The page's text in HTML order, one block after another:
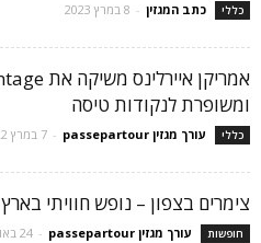
כללי כתב המגזין - 8 במרץ 2023
ומשופרת לנקודות טיסה
כללי עורך מגזין passepartour - 7 במרץ 2022
צימרים בצפון – נופש חוויתי בארץ
חופשות עורך מגזין passepartour - 24 באוגוסט 2020